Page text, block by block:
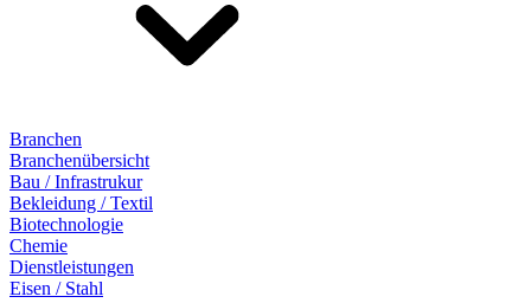
Branchen
Branchenübersicht
Bau / Infrastrukur
Bekleidung / Textil
Biotechnologie
Chemie
Dienstleistungen
Eisen / Stahl